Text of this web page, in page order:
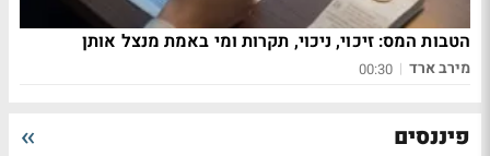
הטבות המס: זיכוי, ניכוי, תקרות ומי באמת מנצל אותן
מירב ארד |
00:30
פיננסים